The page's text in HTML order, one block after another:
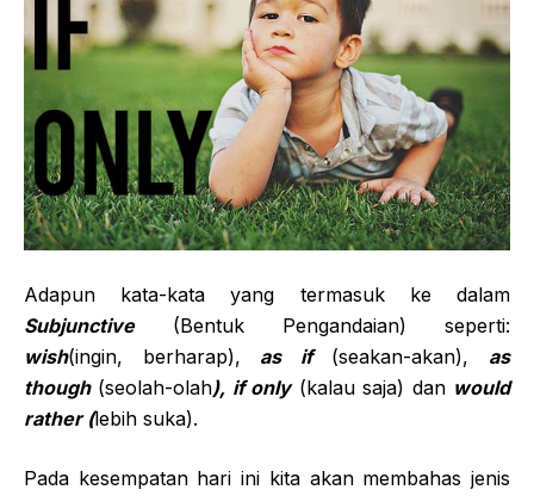
Adapun kata-kata yang termasuk ke dalam
Subjunctive(Bentuk Pengandaian) seperti:
wish(ingin, berharap), as if(seakan-akan), as
though(seolah-olah), if only(kalau saja) dan would
rather (lebih suka).
Pada kesempatan hari ini kita akan membahas jenis